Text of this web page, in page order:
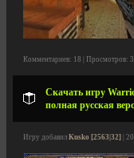
Комментариев: 18 | Просмотров:
Скачать игру
полная русская
Игру добавил Kusko [2563|32] |